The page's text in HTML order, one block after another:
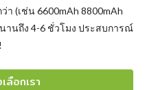
า (เช่น 6600mAh 8800mAh
านถึง 4-6 ชั่วโมง ประสบการณ์
ลือกเรา